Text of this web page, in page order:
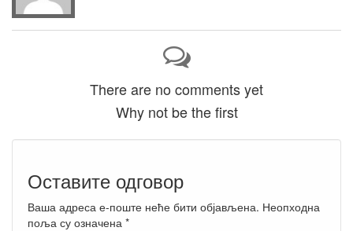
There are no comments yet
Why not be the first
Оставите одговор
Ваша адреса е-поште неће бити објављена. Неопходна
поља су означена *